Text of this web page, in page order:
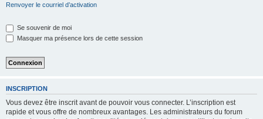
Renvoyer le courriel d’activation
Se souvenir de moi
Masquer ma présence lors de cette session
INSCRIPTION
Vous devez être inscrit avant de pouvoir vous connecter. L’inscription est
rapide et vous offre de nombreux avantages. Les administrateurs du forum